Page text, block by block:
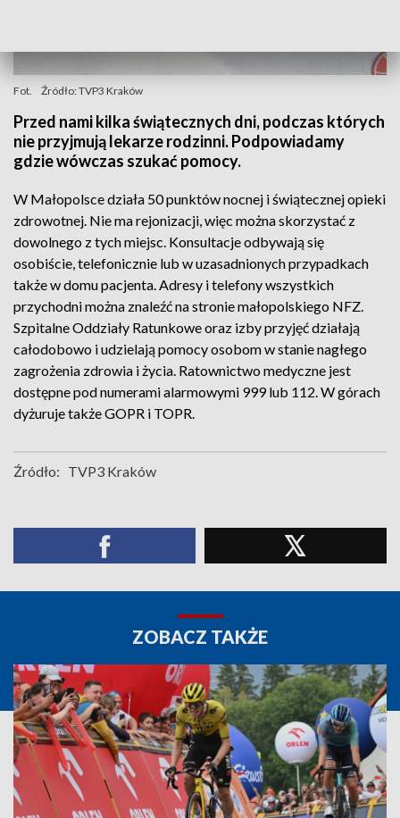
Fot. Źródło: TVP3 Kraków
Przed nami kilka świątecznych dni, podczas których
nie przyjmują lekarze rodzinni. Podpowiadamy
gdzie wówczas szukać pomocy.
W Małopolsce działa 50 punktów nocnej i świątecznej opieki
zdrowotnej. Nie ma rejonizacji, więc można skorzystać z
dowolnego z tych miejsc. Konsultacje odbywają się
osobiście, telefonicznie lub w uzasadnionych przypadkach
także w domu pacjenta. Adresy i telefony wszystkich
przychodni można znaleźć na stronie małopolskiego NFZ.
Szpitalne Oddziały Ratunkowe oraz izby przyjęć działają
całodobowo i udzielają pomocy osobom w stanie nagłego
zagrożenia zdrowia i życia. Ratownictwo medyczne jest
dostępne pod numerami alarmowymi 999 lub 112. W górach
dyżuruje także GOPR i TOPR.
Źródło: TVP3 Kraków
ZOBACZ TAKŻE